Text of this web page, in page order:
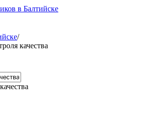
в Балтийске
/
качества